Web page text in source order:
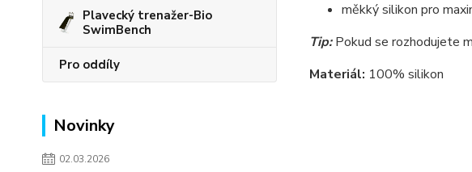
Plavecký trenažer-Bio
SwimBench
Pro oddíly
Novinky
02.03.2026
měkký silikon pro
Tip:Pokud se rozhodujete
Materiál: 100% silikon